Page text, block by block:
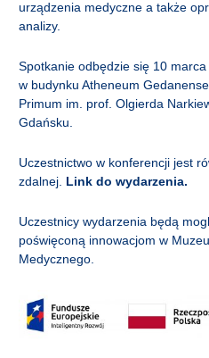
urządzenia medyczne a także
analizy.
Spotkanie odbędzie się 10
w budynku Atheneum
Primum im. prof. Olgierda
Gdańsku.
Uczestnictwo w konferencji jest
zdalnej. Link do wydarzenia.
Uczestnicy wydarzenia będą
poświęconą innowacjom w
Medycznego.